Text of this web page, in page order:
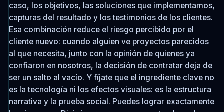
caso, los objetivos, las soluciones que implementamos,
capturas del resultado y los testimonios de los clientes.
Esa combinación reduce el riesgo percibido por el
cliente nuevo: cuando alguien ve proyectos parecidos
al que necesita, junto con la opinión de quienes ya
confiaron en nosotros, la decisión de contratar deja de
ser un salto al vacío. Y fíjate que el ingrediente clave no
es la tecnología ni los efectos visuales: es la estructura
narrativa y la prueba social. Puedes lograr exactamente